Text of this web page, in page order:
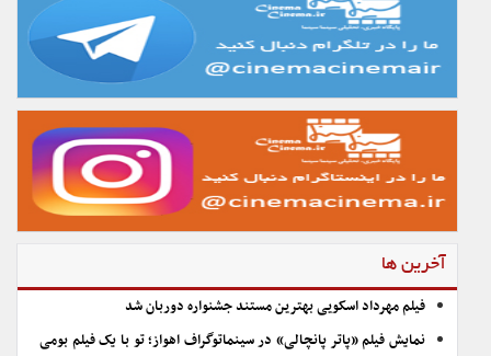
آخرین ها
فیلم مهرداد اسکویی بهترین مستند جشنواره دوربان شد
نمایش فیلم «پاتر پانچالی» در سینماتوگراف اهواز؛ تو با یک فیلم بومی